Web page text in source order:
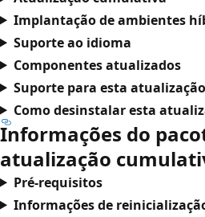
Implantação de ambientes
Suporte ao idioma
Componentes atualizados
Suporte para esta atualização
Como desinstalar esta
Informações do
atualização
Pré-requisitos
Informações de